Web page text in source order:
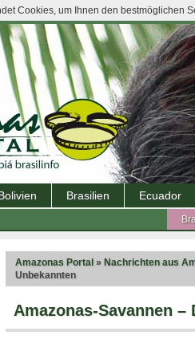
Brasilien Ecuador
Amazonas Portal » Nachrichten aus
Unbekannten
Amazonas-Savannen
Cookies, um Ihnen den bestmöglichen